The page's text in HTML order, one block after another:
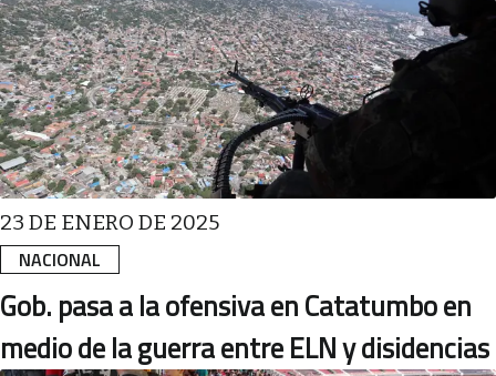
NACIONAL
23 DE ENERO DE 2025
Gob. pasa a la ofensiva en Catatumbo en
medio de la guerra entre ELN y disidencias